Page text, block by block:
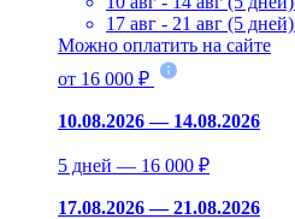
17 авг - 21 авг (5 дней)
Можно оплатить на сайте
от 16 000 ₽
10.08.2026 — 14.08.2026
5 дней — 16 000 ₽
17.08.2026 — 21.08.2026